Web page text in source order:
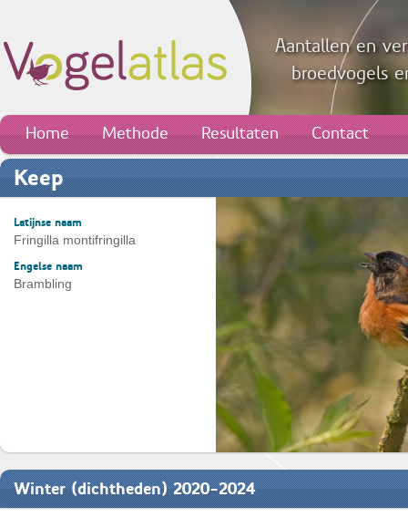
Aantallen en
broedvogels
Home Methode Resultaten Contact
Keep
Latijnse naam
Fringilla montifringilla
Engelse naam
Brambling
Winter (dichtheden) 2020-2024